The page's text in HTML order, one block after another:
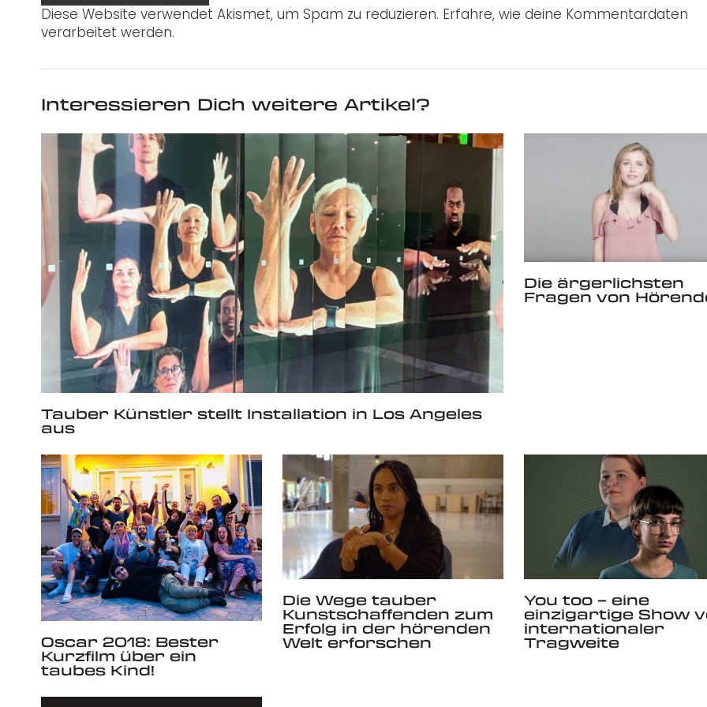
Diese Website verwendet Akismet, um Spam zu reduzieren. Erfahre, wie deine Kommentardaten
verarbeitet werden.
Interessieren Dich weitere Artikel?
Tauber Künstler stellt Installation in Los Angeles
aus
Die ärgerlichsten
Fragen von
Oscar 2018: Bester
Kurzfilm über ein
taubes Kind!
Die Wege tauber
Kunstschaffenden zum
Erfolg in der hörenden
Welt erforschen
You too – eine
einzigartige Show
internationaler
Tragweite